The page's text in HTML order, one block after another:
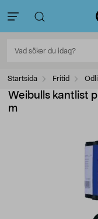
Startsida Fritid
Weibulls kantlist
m